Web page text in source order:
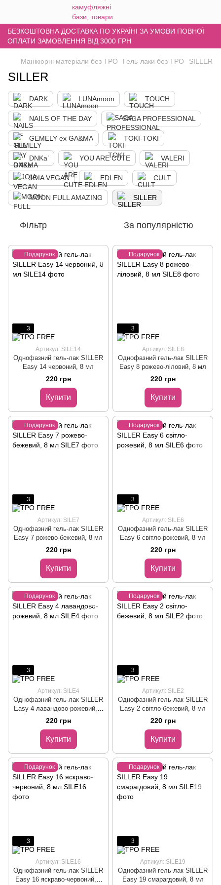
БЕЗКОШТОВНА ДОСТАВКА ПО УКРАЇНІ ЗА УМОВИ ПОВНОЇ
ОПЛАТИ ЗАМОВЛЕННЯ ВІД 3000 ГРН
Манікюрні матеріали без TPO Гель-лаки без TPO SILLER
SILLER
DARK LUNAmoon TOUCH
NAILS OF THE DAY SAGA PROFESSIONAL
GEMELY ex GA&MA TOKI-TOKI
DNKa’ YOU ARE CUTE VALERI
JOIA VEGAN EDLEN CULT
MOON FULL AMAZING SILLER
Фільтр За популярністю
Подарунок
3
Артикул: SILE14
Однофазний гель-лак SILLER
Easy 14 червоний, 8 мл
220 грн
Купити
Подарунок
3
Артикул: SILE8
Однофазний гель-лак SILLER
Easy 8 рожево-ліловий, 8 мл
220 грн
Купити
Подарунок
3
Артикул: SILE7
Однофазний гель-лак SILLER
Easy 7 рожево-бежевий, 8 мл
220 грн
Купити
Подарунок
3
Артикул: SILE6
Однофазний гель-лак SILLER
Easy 6 світло-рожевий, 8 мл
220 грн
Купити
Подарунок
3
Артикул: SILE4
Однофазний гель-лак SILLER
Easy 4 лавандово-рожевий, 8
мл
220 грн
Купити
Подарунок
3
Артикул: SILE2
Однофазний гель-лак SILLER
Easy 2 світло-бежевий, 8 мл
220 грн
Купити
Подарунок
3
Артикул: SILE16
Однофазний гель-лак SILLER
Easy 16 яскраво-червоний, 8
Подарунок
3
Артикул: SILE19
Однофазний гель-лак SILLER
Easy 19 смарагдовий, 8 мл